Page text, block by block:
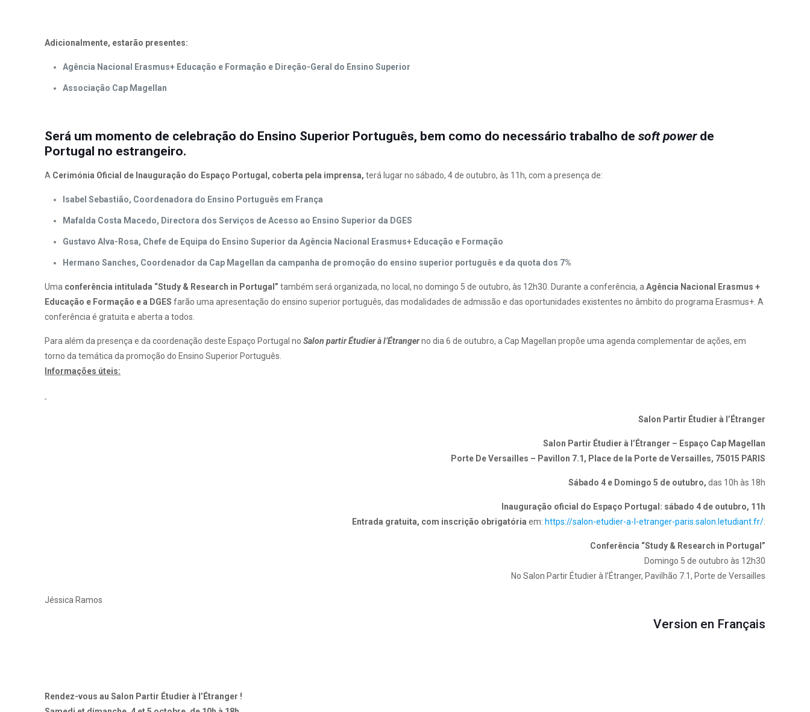
Adicionalmente, estarão presentes:
Agência Nacional Erasmus+ Educação e Formação e Direção-Geral do Ensino Superior
Associação Cap Magellan
Será um momento de celebração do Ensino Superior Português, bem como do necessário trabalho desoft powerde
Portugal no estrangeiro.
A Cerimónia Oficial de Inauguração do Espaço Portugal, coberta pela imprensa, terá lugar no sábado, 4 de outubro, às 11h, com a presença de:
Isabel Sebastião, Coordenadora do Ensino Português em França
Mafalda Costa Macedo, Directora dos Serviços de Acesso ao Ensino Superior da DGES
Gustavo Alva-Rosa, Chefe de Equipa do Ensino Superior da Agência Nacional Erasmus+ Educação e Formação
Hermano Sanches, Coordenador da Cap Magellan da campanha de promoção do ensino superior português e da quota dos 7%
Uma conferência intitulada “Study & Research in Portugal” também será organizada, no local, no domingo 5 de outubro, às 12h30. Durante a conferência, aAgência Nacional Erasmus +
Educação e Formação e a DGES farão uma apresentação do ensino superior português, das modalidades de admissão e das oportunidades existentes no âmbito do programa Erasmus+. A
conferência é gratuita e aberta a todos.
Para além da presença e da coordenação deste Espaço Portugal noSalon partir Étudier à l’Étrangerno dia 6 de outubro, a Cap Magellan propõe uma agenda complementar de ações, em
torno da temática da promoção do Ensino Superior Português.
Informações úteis:
Salon Partir Étudier à l’Étranger
Salon Partir Étudier à l’Étranger – Espaço Cap Magellan
Porte De Versailles – Pavillon 7.1, Place de la Porte de Versailles, 75015 PARIS
Sábado 4 e Domingo 5 de outubro, das 10h às 18h
Inauguração oficial do Espaço Portugal: sábado 4 de outubro, 11h
Entrada gratuita, com inscrição obrigatória em: https://salon-etudier-a-l-etranger-paris.salon.letudiant.fr/.
Conferência “Study & Research in Portugal”
Domingo 5 de outubro às 12h30
No Salon Partir Étudier à l’Étranger, Pavilhão 7.1, Porte de Versailles
Jéssica Ramos
Version en Français
Rendez-vous au Salon Partir Étudier à l’Étranger !